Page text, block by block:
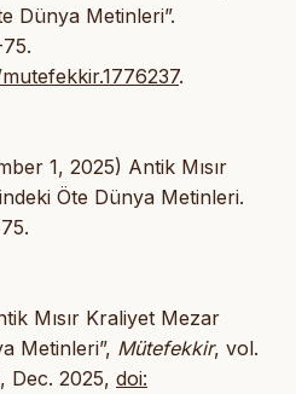
Dünya Metinleri”.
.
1, 2025) Antik Mısır
Öte Dünya Metinleri.
Mısır Kraliyet Mezar
Metinleri”, Mütefekkir, vol.
Dec. 2025, doi: